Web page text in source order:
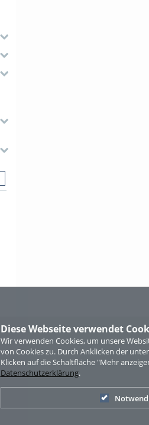
Diese Webseite verwendet
Wir verwenden Cookies, um unsere
von Cookies zu. Durch Anklicken der
Klicken auf die Schaltfläche "Mehr
Datenschutzerklärung.